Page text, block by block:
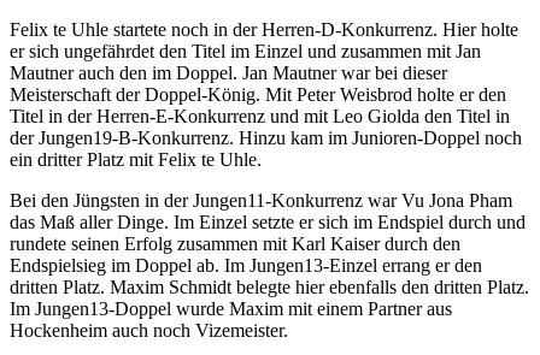
Felix te Uhle startete noch in der Herren-D-Konkurrenz. Hier holte
er sich ungefährdet den Titel im Einzel und zusammen mit Jan
Mautner auch den im Doppel. Jan Mautner war bei dieser
Meisterschaft der Doppel-König. Mit Peter Weisbrod holte er den
Titel in der Herren-E-Konkurrenz und mit Leo Giolda den Titel in
der Jungen19-B-Konkurrenz. Hinzu kam im Junioren-Doppel noch
ein dritter Platz mit Felix te Uhle.
Bei den Jüngsten in der Jungen11-Konkurrenz war Vu Jona Pham
das Maß aller Dinge. Im Einzel setzte er sich im Endspiel durch und
rundete seinen Erfolg zusammen mit Karl Kaiser durch den
Endspielsieg im Doppel ab. Im Jungen13-Einzel errang er den
dritten Platz. Maxim Schmidt belegte hier ebenfalls den dritten Platz.
Im Jungen13-Doppel wurde Maxim mit einem Partner aus
Hockenheim auch noch Vizemeister.